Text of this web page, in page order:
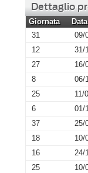
Dettaglio
Giornata Data
31
09/
12
31/
27
16/
8
06/
25
11/
6
01/
37
25/
18
10/
16
24/
25
10/